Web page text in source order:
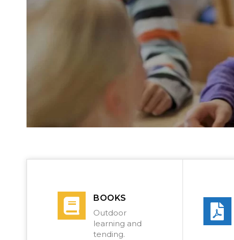
BOOKS
Outdoor
learning and
tending.